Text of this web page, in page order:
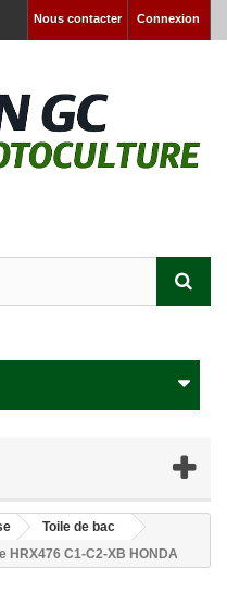
Connexion
Nous contacter
Toile de bac
HRX476 C1-C2-XB HONDA